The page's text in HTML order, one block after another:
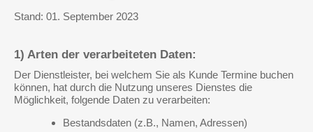
Stand: 01. September 2023
1) Arten der verarbeiteten Daten:
Der Dienstleister, bei welchem Sie als Kunde Termine buchen
können, hat durch die Nutzung unseres Dienstes die
Möglichkeit, folgende Daten zu verarbeiten:
Bestandsdaten (z.B., Namen, Adressen)